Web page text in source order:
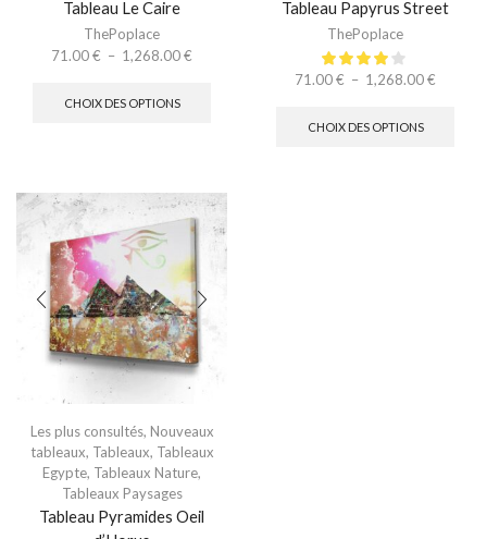
Tableau Le Caire
ThePoplace
71.00€ – 1,268.00€
CHOIX DES OPTIONS
Tableau Papyrus Street
ThePoplace
71.00€ – 1,268.00€
CHOIX DES OPTIONS
Les plus consultés, Nouveaux
tableaux, Tableaux, Tableaux
Egypte, Tableaux Nature,
Tableaux Paysages
Tableau Pyramides Oeil